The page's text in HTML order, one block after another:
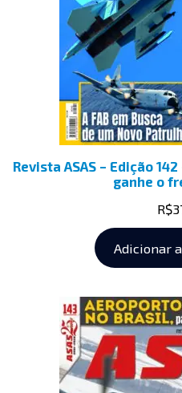
Revista ASAS – Edição
ganhe o
R$
Adicionar